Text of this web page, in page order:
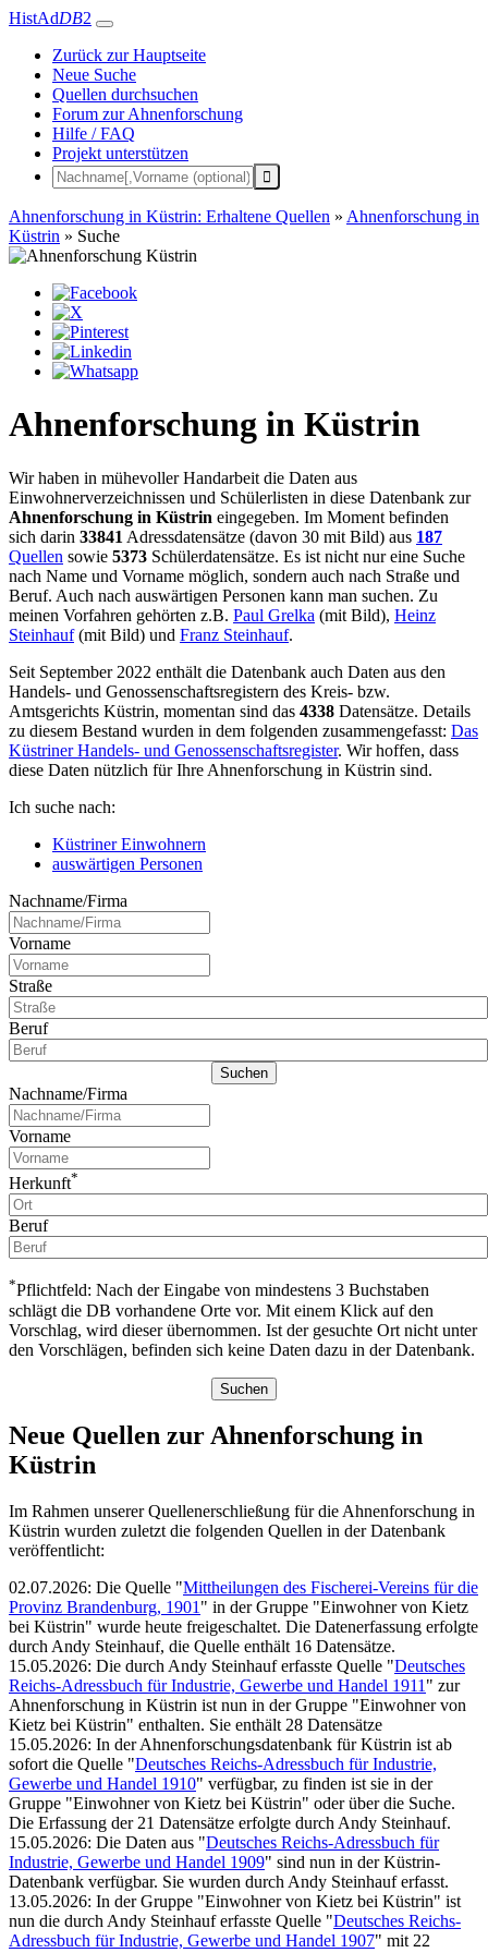
HistAdDB2
Zurück zur Hauptseite
Neue Suche
Quellen durchsuchen
Forum zur Ahnenforschung
Hilfe / FAQ
Projekt unterstützen
Ahnenforschung in Küstrin: Erhaltene Quellen » Ahnenforschung in
Küstrin » Suche
Ahnenforschung in Küstrin
Wir haben in mühevoller Handarbeit die Daten aus
Einwohnerverzeichnissen und Schülerlisten in diese Datenbank zur
Ahnenforschung in Küstrin eingegeben. Im Moment befinden
sich darin 33841 Adressdatensätze (davon 30 mit Bild) aus 187
Quellen sowie 5373 Schülerdatensätze. Es ist nicht nur eine Suche
nach Name und Vorname möglich, sondern auch nach Straße und
Beruf. Auch nach auswärtigen Personen kann man suchen. Zu
meinen Vorfahren gehörten z.B. Paul Grelka (mit Bild), Heinz
Steinhauf(mit Bild) und Franz Steinhauf.
Seit September 2022 enthält die Datenbank auch Daten aus den
Handels- und Genossenschaftsregistern des Kreis- bzw.
Amtsgerichts Küstrin, momentan sind das 4338 Datensätze. Details
zu diesem Bestand wurden in dem folgenden zusammengefasst: Das
Küstriner Handels- und Genossenschaftsregister. Wir hoffen, dass
diese Daten nützlich für Ihre Ahnenforschung in Küstrin sind.
Ich suche nach:
Küstriner Einwohnern
auswärtigen Personen
Nachname/Firma
Vorname
Straße
Beruf
Nachname/Firma
Vorname
Herkunft*
Beruf
*Pflichtfeld: Nach der Eingabe von mindestens 3 Buchstaben
schlägt die DB vorhandene Orte vor. Mit einem Klick auf den
Vorschlag, wird dieser übernommen. Ist der gesuchte Ort nicht unter
den Vorschlägen, befinden sich keine Daten dazu in der Datenbank.
Neue Quellen zur Ahnenforschung in
Küstrin
Im Rahmen unserer Quellenerschließung für die Ahnenforschung in
Küstrin wurden zuletzt die folgenden Quellen in der Datenbank
veröffentlicht:
02.07.2026: Die Quelle "Mittheilungen des Fischerei-Vereins für die
Provinz Brandenburg, 1901 " in der Gruppe "Einwohner von Kietz
bei Küstrin" wurde heute freigeschaltet. Die Datenerfassung erfolgte
durch Andy Steinhauf, die Quelle enthält 16 Datensätze.
15.05.2026: Die durch Andy Steinhauf erfasste Quelle "Deutsches
Reichs-Adressbuch für Industrie, Gewerbe und Handel 1911 " zur
Ahnenforschung in Küstrin ist nun in der Gruppe "Einwohner von
Kietz bei Küstrin" enthalten. Sie enthält 28 Datensätze
15.05.2026: In der Ahnenforschungsdatenbank für Küstrin ist ab
sofort die Quelle "Deutsches Reichs-Adressbuch für Industrie,
Gewerbe und Handel 1910" verfügbar, zu finden ist sie in der
Gruppe "Einwohner von Kietz bei Küstrin" oder über die Suche.
Die Erfassung der 21 Datensätze erfolgte durch Andy Steinhauf.
15.05.2026: Die Daten aus "Deutsches Reichs-Adressbuch für
Industrie, Gewerbe und Handel 1909" sind nun in der Küstrin-
Datenbank verfügbar. Sie wurden durch Andy Steinhauf erfasst.
13.05.2026: In der Gruppe "Einwohner von Kietz bei Küstrin" ist
nun die durch Andy Steinhauf erfasste Quelle "Deutsches Reichs-
Adressbuch für Industrie, Gewerbe und Handel 1907" mit 22